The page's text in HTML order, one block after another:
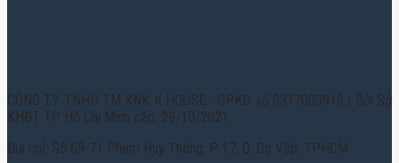
CÔNG TY TNHH TM XNK K HOUSE - GPKD số 0317003916 | Bởi Sở
KHĐT TP. Hồ Chí Minh cấp: 29/10/2021
Địa chỉ: Số 69-71 Phạm Huy Thông, P. 17, Q. Gò Vấp, TPHCM